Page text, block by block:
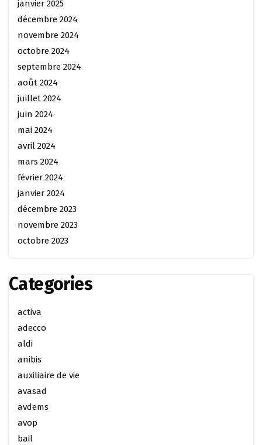
janvier 2025
décembre 2024
novembre 2024
octobre 2024
septembre 2024
août 2024
juillet 2024
juin 2024
mai 2024
avril 2024
mars 2024
février 2024
janvier 2024
décembre 2023
novembre 2023
octobre 2023
Categories
activa
adecco
aldi
anibis
auxiliaire de vie
avasad
avdems
avop
bail